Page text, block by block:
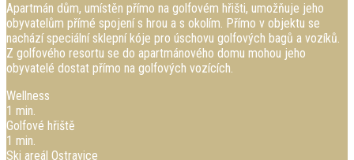
Apartmán dům, umístěn přímo na golfovém hřišti, umožňuje jeho
obyvatelům přímé spojení s hrou a s okolím. Přímo v objektu se
nachází speciální sklepní kóje pro úschovu golfových bagů a vozíků.
Z golfového resortu se do apartmánového domu mohou jeho
obyvatelé dostat přímo na golfových vozících.
Wellness
1 min.
Golfové hřiště
1 min.
Ski areál Ostravice